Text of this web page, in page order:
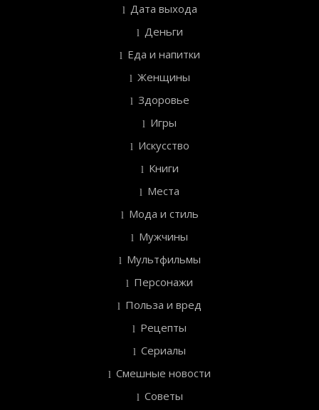
Дата выхода
Деньги
Еда и напитки
Женщины
Здоровье
Игры
Искусство
Книги
Места
Мода и стиль
Мужчины
Мультфильмы
Персонажи
Польза и вред
Рецепты
Сериалы
Смешные новости
Советы